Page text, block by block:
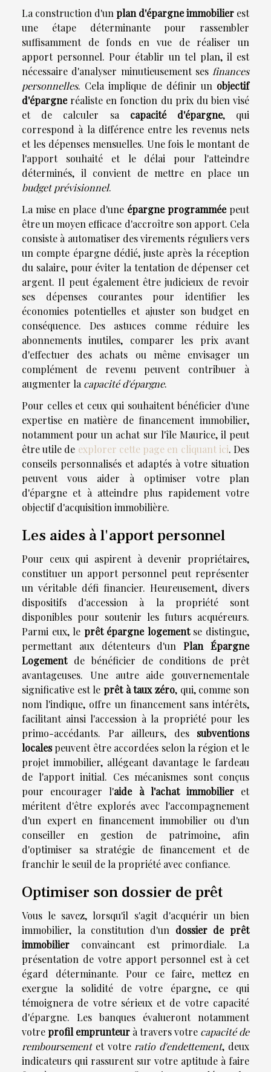
La construction d'unplan d'épargne immobilier est
une étape déterminante pour rassembler
suffisamment de fonds en vue de réaliser un
apport personnel. Pour établir un tel plan, il est
nécessaire d'analyser minutieusement ses finances
personnelles. Cela implique de définir un objectif
d'épargneréaliste en fonction du prix du bien visé
et de calculer sa capacité d'épargne, qui
correspond à la différence entre les revenus nets
et les dépenses mensuelles. Une fois le montant de
l'apport souhaité et le délai pour l'atteindre
déterminés, il convient de mettre en place un
budget prévisionnel.
La mise en place d'une épargne programméepeut
être un moyen efficace d'accroître son apport. Cela
consiste à automatiser des virements réguliers vers
un compte épargne dédié, juste après la réception
du salaire, pour éviter la tentation de dépenser cet
argent. Il peut également être judicieux de revoir
ses dépenses courantes pour identifier les
économies potentielles et ajuster son budget en
conséquence. Des astuces comme réduire les
abonnements inutiles, comparer les prix avant
d'effectuer des achats ou même envisager un
complément de revenu peuvent contribuer à
augmenter lacapacité d'épargne.
Pour celles et ceux qui souhaitent bénéficier d'une
expertise en matière de financement immobilier,
notamment pour un achat sur l'île Maurice, il peut
être utile de explorer cette page en cliquant ici. Des
conseils personnalisés et adaptés à votre situation
peuvent vous aider à optimiser votre plan
d'épargne et à atteindre plus rapidement votre
objectif d'acquisition immobilière.
Les aides à l'apport personnel
Pour ceux qui aspirent à devenir propriétaires,
constituer un apport personnel peut représenter
un véritable défi financier. Heureusement, divers
dispositifs d'accession à la propriété sont
disponibles pour soutenir les futurs acquéreurs.
Parmi eux, le prêt épargne logementse distingue,
permettant aux détenteurs d'unPlan Épargne
Logementde bénéficier de conditions de prêt
avantageuses. Une autre aide gouvernementale
significative est le prêt à taux zéro, qui, comme son
nom l'indique, offre un financement sans intérêts,
facilitant ainsi l'accession à la propriété pour les
primo-accédants. Par ailleurs, des subventions
localespeuvent être accordées selon la région et le
projet immobilier, allégeant davantage le fardeau
de l'apport initial. Ces mécanismes sont conçus
pour encourager l'aide à l'achat immobilieret
méritent d'être explorés avec l'accompagnement
d'un expert en financement immobilier ou d'un
conseiller en gestion de patrimoine, afin
d'optimiser sa stratégie de financement et de
franchir le seuil de la propriété avec confiance.
Optimiser son dossier de prêt
Vous le savez, lorsqu'il s'agit d'acquérir un bien
immobilier, la constitution d'un dossier de prêt
immobilier convaincant est primordiale. La
présentation de votre apport personnel est à cet
égard déterminante. Pour ce faire, mettez en
exergue la solidité de votre épargne, ce qui
témoignera de votre sérieux et de votre capacité
d'épargne. Les banques évalueront notamment
votreprofil emprunteur à travers votre capacité de
remboursementet votreratio d'endettement, deux
indicateurs qui rassurent sur votre aptitude à faire